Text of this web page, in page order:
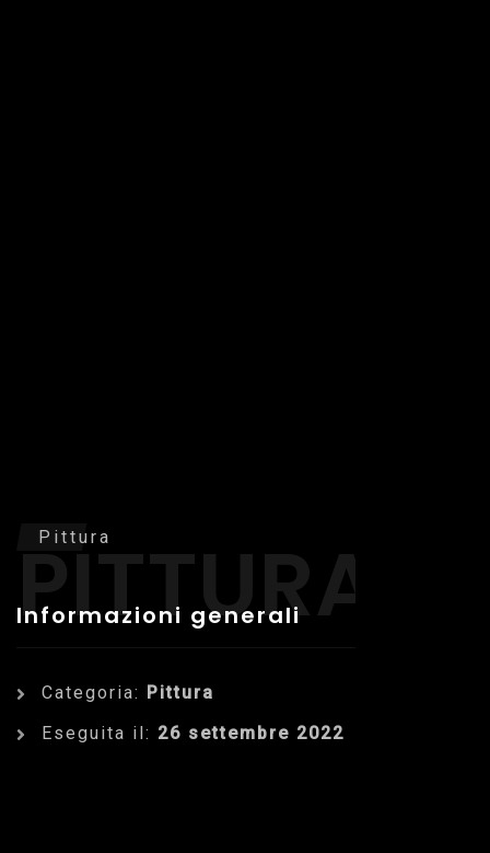
PITTURA
Pittura
Informazioni generali
Categoria:
Pittura
Eseguita il: 26 settembre 2022